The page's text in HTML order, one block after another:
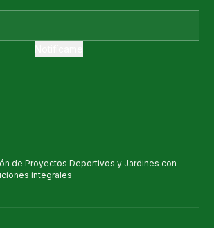
de Proyectos Deportivos y Jardines con
integrales